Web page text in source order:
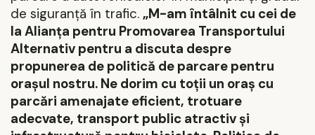
de siguranță în trafic. „M-am întâlnit cu cei de
la Alianța pentru Promovarea Transportului
Alternativ pentru a discuta despre
propunerea de politică de parcare pentru
orașul nostru. Ne dorim cu toții un oraș cu
parcări amenajate eficient, trotuare
adecvate, transport public atractiv și